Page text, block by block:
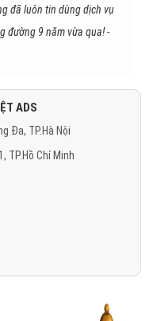
đã luôn tin dùng dịch vụ
đường 9 năm vừa qua! -
ADS
Đa, TP.Hà Nội
TP.Hồ Chí Minh